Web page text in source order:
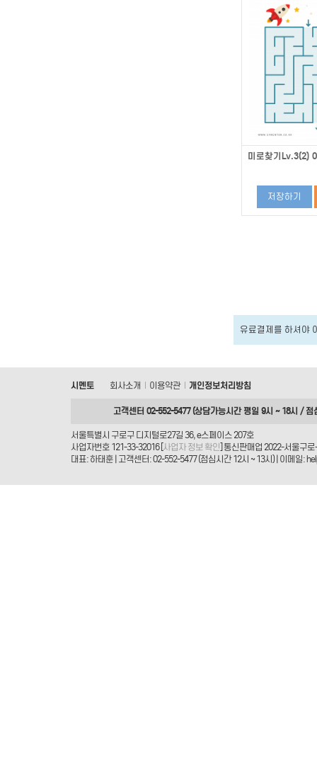
미로찾기Lv.3(2)
저장하기
유료결제를 하셔야
시멘토 회사소개 이용약관 개인정보처리방침
고객센터 02-552-5477 (상담가능시간 평일 9시 ~ 18시 / 점
서울특별시 구로구 디지털로27길 36, e스페이스 207호
사업자번호 121-33-32016 [ 사업자 정보 확인 ] 통신판매업 2022-서울구
대표: 하태훈 | 고객센터: 02-552-5477 (점심시간 12시 ~ 13시) | 이메일: